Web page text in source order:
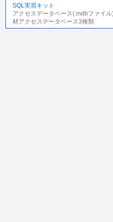
SQL実習キット
アクセスデータベース(.mdbファイ
材アクセスデータベース3種類